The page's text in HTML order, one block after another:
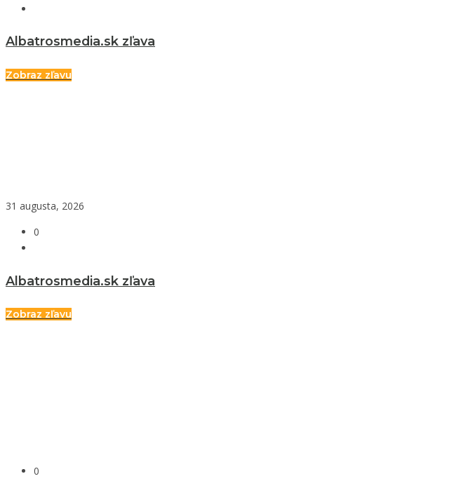
Albatrosmedia.sk zľava
Zobraz zľavu
31 augusta, 2026
0
Albatrosmedia.sk zľava
Zobraz zľavu
0